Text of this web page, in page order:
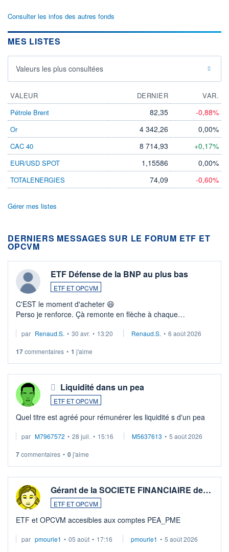
Consulter les infos des autres fonds
MES LISTES
Valeurs les plus consultées
VALEUR DERNIER
VAR.
Pétrole Brent
82,35 -0,88%
Or 4 342,26 0,00%
CAC 40 8 714,93 +0,17%
EUR/USD SPOT 1,15586 0,00%
TOTALENERGIES 74,09 -0,60%
Gérer mes listes
DERNIERS MESSAGES SUR LE FORUM ETF ET
OPCVM
ETF Défense de la BNP au plus bas
ETF ET OPCVM
C'EST le moment d'acheter 😄​
Perso je renforce. Çà remonte en flèche à chaque
Investissement long terme tip top pour sa retraite.
par Renaud.S. • 30 avr. • 13:20 Renaud.S. • 6 août 2026
17commentaires • 1 j'aime
Liquidité dans un pea
ETF ET OPCVM
Quel titre est agréé pour rémunérer les liquidité s d'un pea
par M7967572 • 28 juil. • 15:16 M5637613 • 5 août 2026
7commentaires • 0j'aime
Gérant de la SOCIETE FINANCIAIRE de…
ETF ET OPCVM
ETF et OPCVM accesibles aux comptes PEA_PME
par pmourie1 • 05 août • 17:16 pmourie1 • 5 août 2026